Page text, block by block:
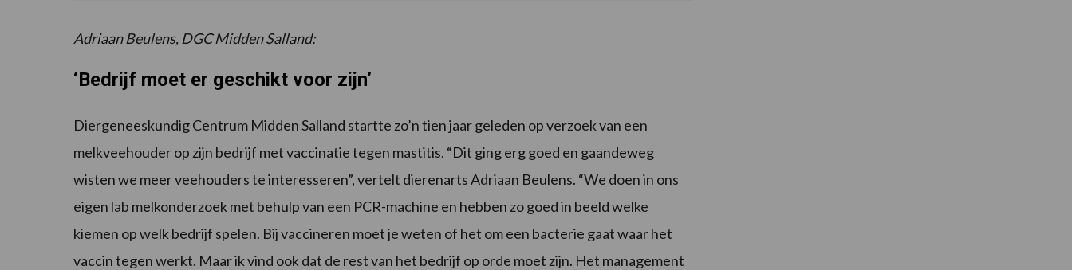
Adriaan Beulens, DGC Midden Salland:
‘Bedrijf moet er geschikt voor zijn’
Diergeneeskundig Centrum Midden Salland startte zo’n tien jaar geleden op verzoek van een
melkveehouder op zijn bedrijf met vaccinatie tegen mastitis. “Dit ging erg goed en gaandeweg
wisten we meer veehouders te interesseren”, vertelt dierenarts Adriaan Beulens. “We doen in ons
eigen lab melkonderzoek met behulp van een PCR-machine en hebben zo goed in beeld welke
kiemen op welk bedrijf spelen. Bij vaccineren moet je weten of het om een bacterie gaat waar het
vaccin tegen werkt. Maar ik vind ook dat de rest van het bedrijf op orde moet zijn. Het management